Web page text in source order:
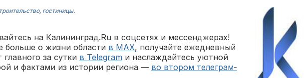
, гостиницы.
на Калининград.Ru в соцсетях и мессенджерах!
больше о жизни области в MAX, получайте ежедневный
за сутки в Telegram и наслаждайтесь уютной
и фактами из истории региона — во втором телеграм-